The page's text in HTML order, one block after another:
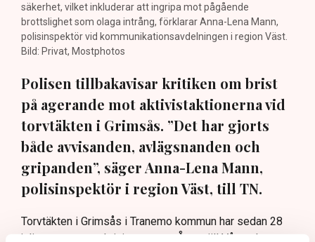
säkerhet, vilket inkluderar att ingripa mot pågående
brottslighet som olaga intrång, förklarar Anna-Lena Mann,
polisinspektör vid kommunikationsavdelningen i region Väst.
Bild: Privat, Mostphotos
Polisen tillbakavisar kritiken om brist
på agerande mot aktivistaktionerna vid
torvtäkten i Grimsås. ”Det har gjorts
både avvisanden, avlägsnanden och
gripanden”, säger Anna-Lena Mann,
polisinspektör i region Väst, till TN.
Torvtäkten i Grimsås i Tranemo kommun har sedan 28
juli stoppats av aktivistgruppen Återställ Våtmarker